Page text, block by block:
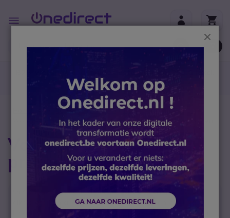
Toggle
Nav
btw)
Voice Recorders en Call Recorders
Voice recorders - Dictafoons
Voor professioneel dicteren
Voice recorders voor
professioneel dicteren
Ons enorme aanbod van voice recorders zijn perfect voor
elke professional op zoek naar een dictafoon van hoge
kwaliteit, of het nu voor transcriptie doeleinden of gewoon